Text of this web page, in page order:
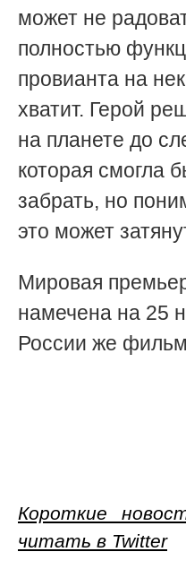
может не
полностью
провианта на
хватит. Герой
на планете до
которая смогла
забрать, но
это может
Мировая
намечена на 25
России же
Короткие
читать в Twitter